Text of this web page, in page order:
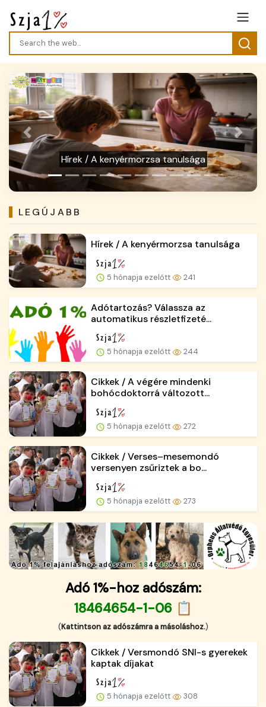
Adótartozás? Válassza az automatikus
részletfizetést!
Previous Next
LEGÚJABB
Hírek / A kenyérmorzsa tanulsága
5 hónapja ezelőtt 241
Adótartozás? Válassza az
automatikus részletfizeté...
5 hónapja ezelőtt 244
Cikkek / A végére mindenki
bohócdoktorrá változott...
5 hónapja ezelőtt 272
Cikkek / Verses–mesemondó
versenyen zsűriztek a bo...
5 hónapja ezelőtt 273
Adó 1%-hoz adószám:
18464654-1-06 📋
(Kattintson az adószámra a másoláshoz.)
Cikkek / Versmondó SNI-s gyerekek
kaptak díjakat
5 hónapja ezelőtt 308